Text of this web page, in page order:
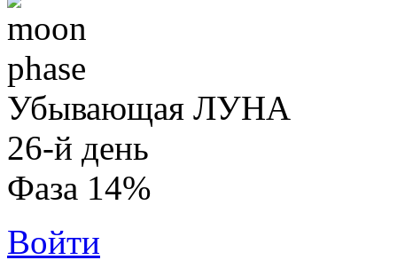
Убывающая ЛУНА
26-й день
Фаза 14%
Войти